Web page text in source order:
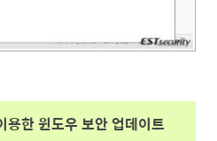
용한 윈도우 보안 업데이트